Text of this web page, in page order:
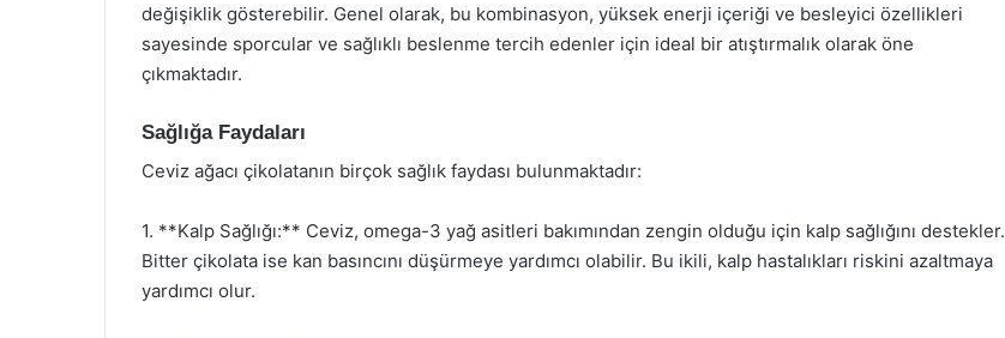
değişiklik gösterebilir. Genel olarak, bu kombinasyon, yüksek enerji içeriği ve besleyici özellikleri
sayesinde sporcular ve sağlıklı beslenme tercih edenler için ideal bir atıştırmalık olarak öne
çıkmaktadır.
Sağlığa Faydaları
Ceviz ağacı çikolatanın birçok sağlık faydası bulunmaktadır:
1. **Kalp Sağlığı:** Ceviz, omega-3 yağ asitleri bakımından zengin olduğu için kalp sağlığını destekler.
Bitter çikolata ise kan basıncını düşürmeye yardımcı olabilir. Bu ikili, kalp hastalıkları riskini azaltmaya
yardımcı olur.